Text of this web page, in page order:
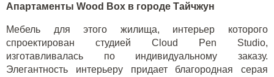
Апартаменты Wood Box в городе Тайчжун
Мебель для этого жилища, интерьер которого
спроектирован студией Cloud Pen Studio,
изготавливалась по индивидуальному заказу.
Элегантность интерьеру придает благородная серая